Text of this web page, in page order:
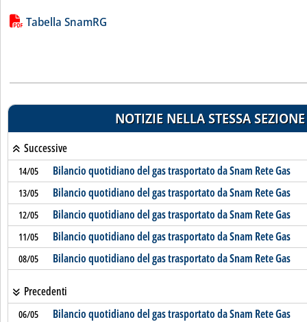
Lista allegati PDF alla notizia
Tabella SnamRG
NOTIZIE NELLA STESSA SEZIONE
Successive
14/05 Bilancio quotidiano del gas trasportato da Snam Rete Gas
13/05 Bilancio quotidiano del gas trasportato da Snam Rete Gas
12/05 Bilancio quotidiano del gas trasportato da Snam Rete Gas
11/05 Bilancio quotidiano del gas trasportato da Snam Rete Gas
08/05 Bilancio quotidiano del gas trasportato da Snam Rete Gas
Precedenti
06/05 Bilancio quotidiano del gas trasportato da Snam Rete Gas